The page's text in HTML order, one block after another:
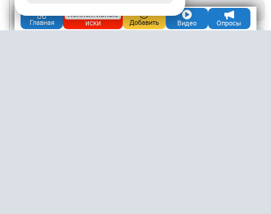
Главная
Коллективные
иски
Добавить Видео Опросы